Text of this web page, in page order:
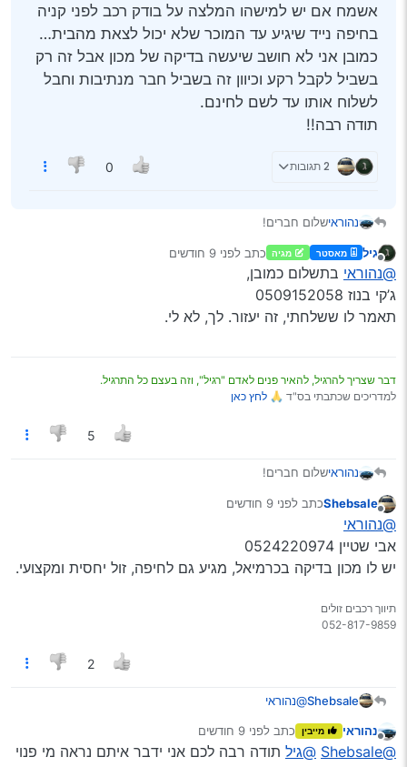
אשמח אם יש למישהו המלצה על בודק רכב לפני קניה
בחיפה נייד שיגיע עד המוכר שלא יכול לצאת מהבית…
כמובן אני לא חושב שיעשה בדיקה של מכון אבל זה רק
בשביל לקבל רקע וכיוון זה בשביל חבר מנתיבות וחבל
לשלוח אותו עד לשם לחינם.
תודה רבה!!
2 תגובות 0
נהוראישלום חברים!
נייד שיגיע עד המוכר שלא יכול לצאת מהבית… כמובן אני לא
חושב שיעשה בדיקה של מכון אבל זה רק בשביל לקבל רקע
וכיוון זה בשביל חבר מנתיבות וחבל לשלוח אותו עד לשם
לחינם.
תודה רבה!!
מנותק
גיל מאסטר מגיה כתבלפני 9 חודשים
נערך לאחרונה על ידי
@נהוראי בתשלום כמובן,
ג’קי בנוז 0509152058
תאמר לו ששלחתי, זה יעזור. לך, לא לי.
דבר שצריך להרגיל, להאיר פנים לאדם "רגיל", וזה בעצם כל התרגיל.
למדריכים שכתבתי בס"ד 🙏 לחץ כאן
5
נהוראישלום חברים!
נייד שיגיע עד המוכר שלא יכול לצאת מהבית… כמובן אני לא
וכיוון זה בשביל חבר מנתיבות וחבל לשלוח אותו עד לשם
תודה רבה!!
Shebsaleכתב לפני 9 חודשים
נערך לאחרונה על ידי
@נהוראי
אבי שטיין 0524220974
יש לו מכון בדיקה בכרמיאל, מגיע גם לחיפה, זול יחסית ומקצועי.
תיווך רכבים זולים
2
Shebsale@נהוראי
יש לו מכון בדיקה בכרמיאל, מגיע גם לחיפה, זול יחסית
ומקצועי.
מנותק
נהוראי מייבין כתב לפני 9 חודשים
נערך לאחרונה על ידי
@Shebsale @גיל תודה רבה לכם אני ידבר איתם נראה מי פנוי